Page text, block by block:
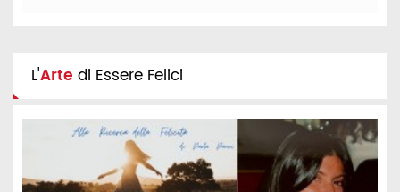
L'Arte di Essere Felici